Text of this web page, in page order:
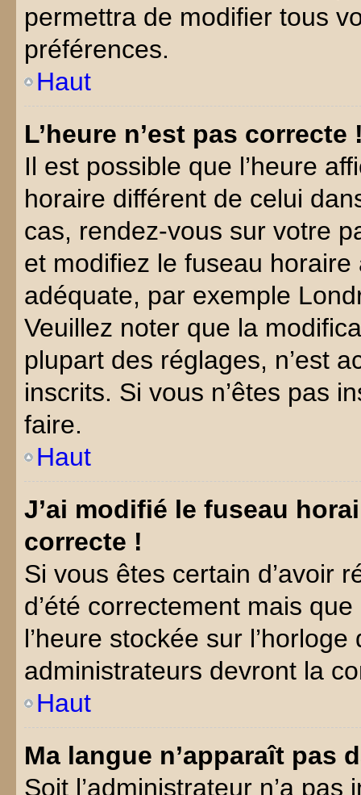
permettra de modifier tous
préférences.
Haut
L’heure n’est pas correcte
Il est possible que l’heure
horaire différent de celui
cas, rendez-vous sur votre
et modifiez le fuseau
adéquate, par exemple
Veuillez noter que la
plupart des réglages, n’est
inscrits. Si vous n’êtes pas
faire.
Haut
J’ai modifié le fuseau
correcte !
Si vous êtes certain d’avoir
d’été correctement mais
l’heure stockée sur
administrateurs devront la
Haut
Ma langue n’apparaît pas
Soit l’administrateur n’a